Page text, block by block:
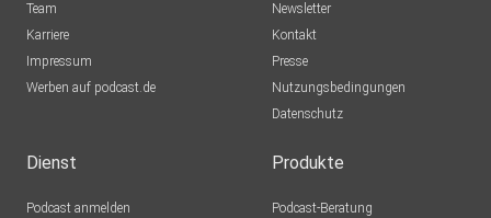
Team
Karriere
Impressum
Werben auf podcast.de
Newsletter
Kontakt
Presse
Nutzungsbedingungen
Datenschutz
Dienst
Podcast anmelden
Produkte
Podcast-Beratung